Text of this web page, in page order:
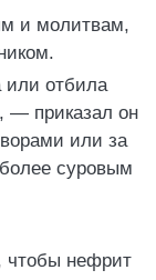
и молитвам,
отбила
— приказал он
или за
суровым
чтобы нефрит